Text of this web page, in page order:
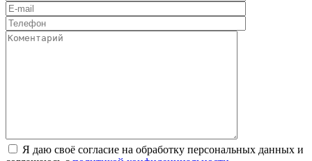
Я даю своё согласие на обработку персональных данных и